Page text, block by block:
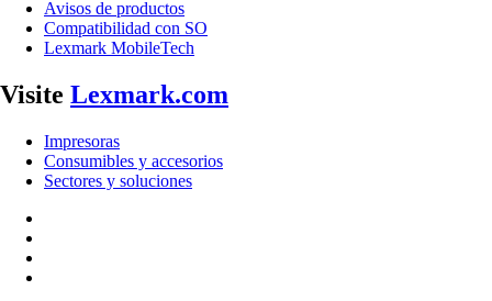
Avisos de productos
Compatibilidad con SO
Lexmark MobileTech
Visite Lexmark.com
Impresoras
Consumibles y accesorios
Sectores y soluciones